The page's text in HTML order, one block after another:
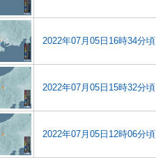
2022年07月05日16時34分頃
2022年07月05日15時32分頃
2022年07月05日12時06分頃